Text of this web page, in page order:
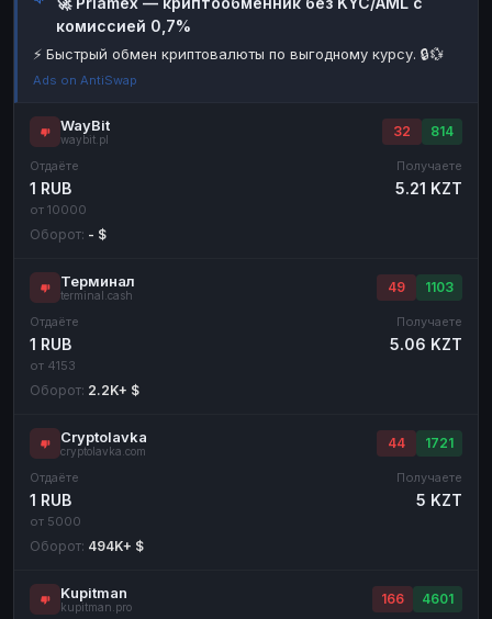
Наличные
Наличные USD Наличные USD
комиссией 0,7%
⚡ Быстрый обмен криптовалюты по выгодному курсу. 🔒💱
Ads on AntiSwap
WayBit
waybit.pl
32 814
Отдаёте
1 RUB
от 10000
Получаете
5.21 KZT
Оборот: - $
Терминал
terminal.cash
49 1103
Отдаёте
1 RUB
от 4153
Получаете
5.06 KZT
Оборот: 2.2K+ $
Cryptolavka
cryptolavka.com
44 1721
Отдаёте
1 RUB
от 5000
Получаете
5 KZT
Оборот: 494K+ $
Kupitman
kupitman.pro
166 4601